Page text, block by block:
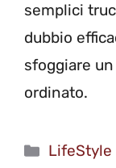
semplici
dubbio
sfoggiare
ordinato.
Categorie
LifeStyle